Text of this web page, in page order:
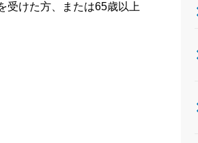
受けた方、または65歳以上